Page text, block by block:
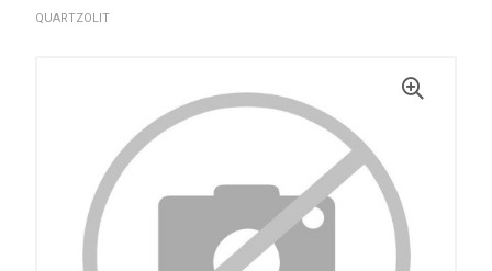
QUARTZOLIT